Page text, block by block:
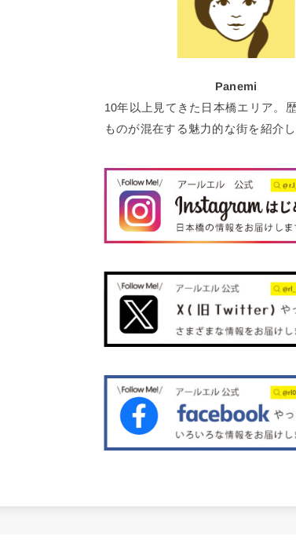
Panemi
10年以上見てきた日本橋エリア。
ものが混在する魅力的な街を紹介し